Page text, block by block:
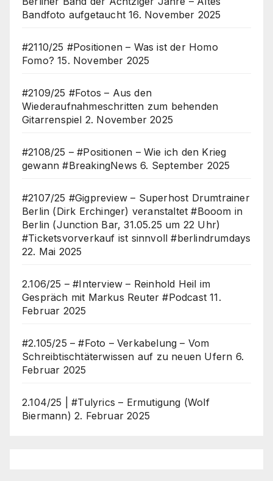
Bandfoto aufgetaucht 16. November 2025
#2110/25 #Positionen – Was ist der Homo
Fomo? 15. November 2025
#2109/25 #Fotos – Aus den
Wiederaufnahmeschritten zum behenden
Gitarrenspiel 2. November 2025
#2108/25 – #Positionen – Wie ich den Krieg
gewann #BreakingNews 6. September 2025
#2107/25 #Gigpreview – Superhost Drumtrainer
Berlin (Dirk Erchinger) veranstaltet #Booom in
Berlin (Junction Bar, 31.05.25 um 22 Uhr)
#Ticketsvorverkauf ist sinnvoll #berlindrumdays
22. Mai 2025
2.106/25 – #Interview – Reinhold Heil im
Gespräch mit Markus Reuter #Podcast 11.
Februar 2025
#2.105/25 – #Foto – Verkabelung – Vom
Schreibtischtäterwissen auf zu neuen Ufern 6.
Februar 2025
2.104/25 | #Tulyrics – Ermutigung (Wolf
Biermann) 2. Februar 2025